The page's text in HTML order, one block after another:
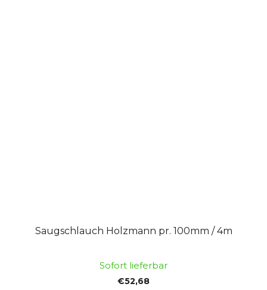
Saugschlauch Holzmann pr. 100mm / 4m
Sofort lieferbar
€52,68